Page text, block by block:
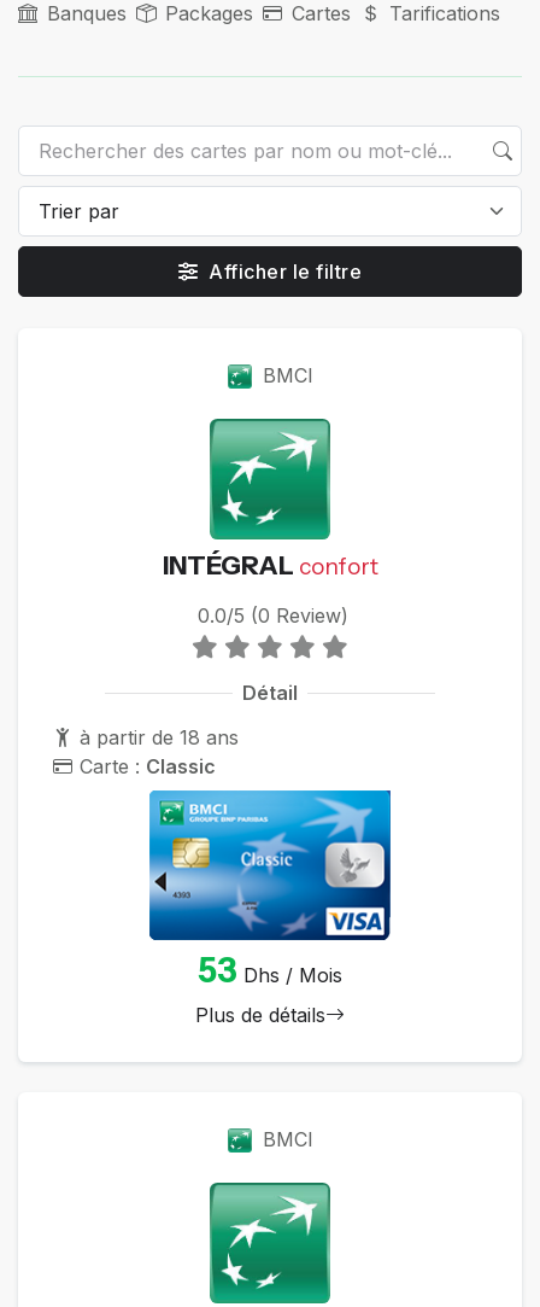
Banques Packages Cartes Tarifications
Afficher le filtre
BMCI
INTÉGRAL confort
0.0/5 (0 Review)
Détail
à partir de 18 ans
Carte : Classic
53 Dhs / Mois
Plus de détails
BMCI